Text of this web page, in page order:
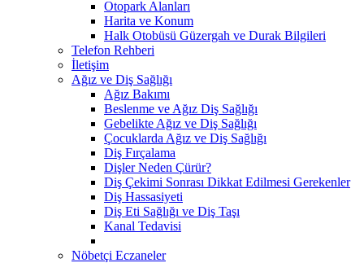
Otopark Alanları
Harita ve Konum
Halk Otobüsü Güzergah ve Durak Bilgileri
Telefon Rehberi
İletişim
Ağız ve Diş Sağlığı
Ağız Bakımı
Beslenme ve Ağız Diş Sağlığı
Gebelikte Ağız ve Diş Sağlığı
Çocuklarda Ağız ve Diş Sağlığı
Diş Fırçalama
Dişler Neden Çürür?
Diş Çekimi Sonrası Dikkat Edilmesi Gerekenler
Diş Hassasiyeti
Diş Eti Sağlığı ve Diş Taşı
Kanal Tedavisi
Nöbetçi Eczaneler